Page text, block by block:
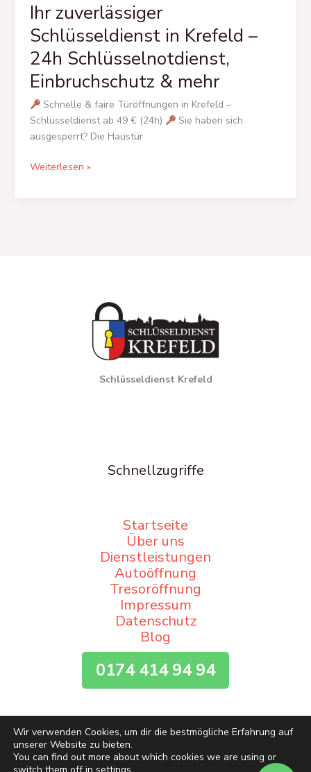
Ihr zuverlässiger
Schlüsseldienst in Krefeld –
24h Schlüsselnotdienst,
Einbruchschutz & mehr
Schnelle & faire Türöffnungen in Krefeld –
Schlüsseldienst ab 49 € (24h)
Sie haben sich
ausgesperrt? Die Haustür
Ihr
Schlüsseldienst
in
Krefeld
–
24h
Schlüsselnotdienst,
Einbruchschutz
mehr
Weiterlesen »
Schlüsseldienst Krefeld
Schnellzugriffe
Startseite
Über uns
Dienstleistungen
Autoöffnung
Tresoröffnung
Impressum
Datenschutz
Blog
0174 414 94 94
Copyright © 2026 Schlüsseldienst Krefeld. Powered by
Wir verwenden Cookies, um dir die bestmögliche Erfahrung auf
unserer Website zu bieten.
You can find out more about which cookies we are using or